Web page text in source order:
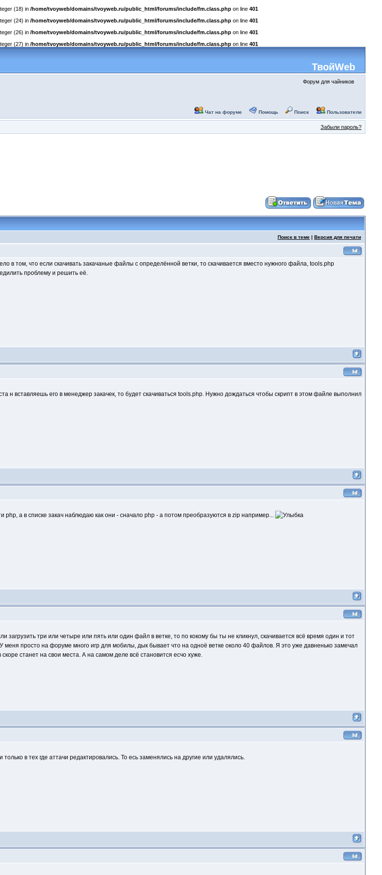
(18) in /home/tvoyweb/domains/tvoyweb.ru/public_html/forums/include/fm.class.php on line 401
(24) in /home/tvoyweb/domains/tvoyweb.ru/public_html/forums/include/fm.class.php on line 401
(26) in /home/tvoyweb/domains/tvoyweb.ru/public_html/forums/include/fm.class.php on line 401
(27) in /home/tvoyweb/domains/tvoyweb.ru/public_html/forums/include/fm.class.php on line 401
ТвойWeb
Форум для чайников
Чат на форуме Помощь Поиск Пользователи
Забыли пароль?
Поиск в теме | Версия для печати
в том, что если скачивать закачаные файлы с определённой ветки, то скачивается вместо нужного файла, tools.php
проблему и решить её.
н вставляешь его в менеджер закачек, то будет скачиваться tools.php. Нужно дождаться чтобы скрипт в этом файле выполнил
а в списке закач наблюдаю как они - сначало php - а потом преобразуются в zip например...
загрузить три или четыре или пять или один файл в ветке, то по кокому бы ты не кликнул, скачивается всё время один и тот
просто на форуме много игр для мобилы, дык бывает что на одноё ветке около 40 файлов. Я это уже давненько замечал
станет на свои места. А на самом деле всё становится есчо хуже.
в тех где аттачи редактировались. То есь заменялись на другие или удалялись.